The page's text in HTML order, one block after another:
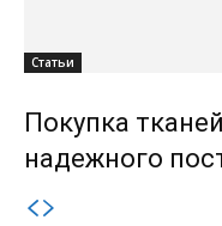
Статьи
Покупка
надежного